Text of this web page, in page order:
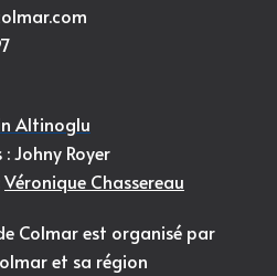
Altinoglu
Johny Royer
Véronique Chassereau
Colmar est organisé par
et sa région